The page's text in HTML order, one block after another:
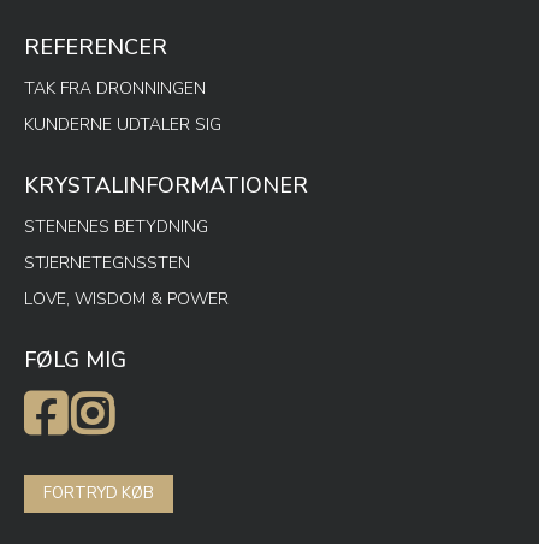
REFERENCER
TAK FRA DRONNINGEN
KUNDERNE UDTALER SIG
KRYSTALINFORMATIONER
STENENES BETYDNING
STJERNETEGNSSTEN
LOVE, WISDOM & POWER
FØLG MIG
FORTRYD KØB